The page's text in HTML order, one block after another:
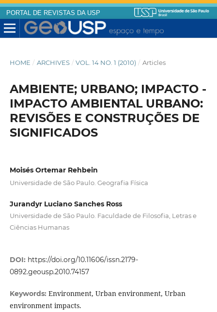
PORTAL DE REVISTAS DA USP
HOME / ARCHIVES / VOL. 14 NO. 1 (2010) / Articles
AMBIENTE; URBANO; IMPACTO -
IMPACTO AMBIENTAL URBANO:
REVISÕES E CONSTRUÇÕES DE
SIGNIFICADOS
Moisés Ortemar Rehbein
Universidade de São Paulo. Geografia Física
Jurandyr Luciano Sanches Ross
Universidade de São Paulo. Faculdade de Filosofia, Letras e
Ciências Humanas
DOI: https://doi.org/10.11606/issn.2179-
0892.geousp.2010.74157
Keywords: Environment, Urban environment, Urban
environment impacts.